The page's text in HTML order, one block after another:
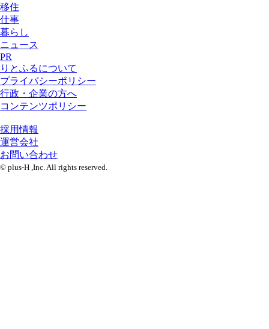
移住
仕事
暮らし
ニュース
PR
りとふるについて
プライバシーポリシー
行政・企業の方へ
コンテンツポリシー
採用情報
運営会社
お問い合わせ
© plus-H ,Inc. All rights reserved.